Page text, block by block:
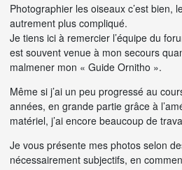
Photographier les oiseaux c’est bien,
autrement plus compliqué.
Je tiens ici à remercier l’équipe du
est souvent venue à mon secours
malmener mon « Guide Ornitho ».
Même si j’ai un peu progressé au
années, en grande partie grâce à
matériel, j’ai encore beaucoup de
Je vous présente mes photos selon
nécessairement subjectifs, en